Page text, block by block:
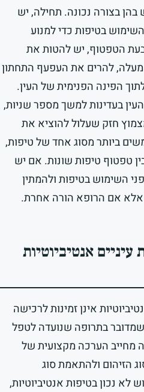
בצורה נכונה. תחילה, יש
בטיפות כדי למנוע
בעת הטפטוף, יש להטות את
להרים את העפעף התחתון
הפינה הפנימית של העין.
בעדינות למשך מספר שניות,
חזק שעלול להוציא את
ביותר מסוג אחד של טיפות,
לפחות 5 דקות בין טפטוף טיפות שונות. אם יש
השימוש בטיפות ולהמתין
אנטיביוטיות
אינן זמינות לרכישה
בתרופה שנועדה לטפל
מחייב הערכה מקצועית של
הזיהום ולהתאמת סוג
נכון בטיפות אנטיביוטיות,